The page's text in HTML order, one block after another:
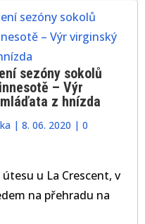
sezóny sokolů
– Výr
z hnízda
| 8. 06. 2020 | 0
u La Crescent, v
na přehradu na